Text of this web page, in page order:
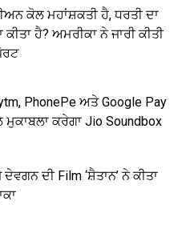
ਕੋਲ ਮਹਾਂਸ਼ਕਤੀ ਹੈ, ਧਰਤੀ ਦਾ
ਕੀਤਾ ਹੈ? ਅਮਰੀਕਾ ਨੇ ਜਾਰੀ ਕੀਤੀ
PhonePe ਅਤੇ Google Pay
ਮੁਕਾਬਲਾ ਕਰੇਗਾ Jio Soundbox
ਦੀ Film ‘ਸ਼ੈਤਾਨ’ ਨੇ ਕੀਤਾ